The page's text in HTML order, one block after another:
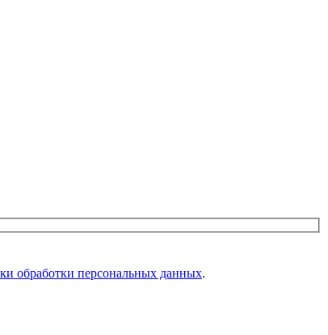
обработки персональных данных.